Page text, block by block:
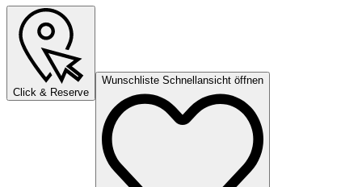
Click & Reserve
Wunschliste Schnellansicht öffnen